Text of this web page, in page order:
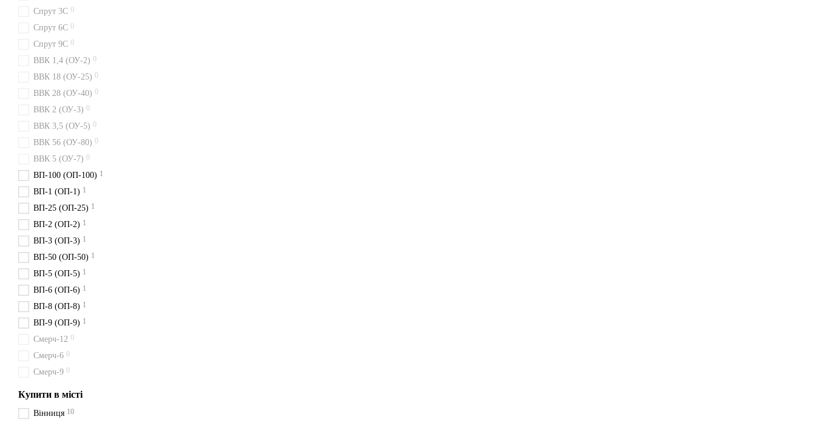
Спрут 3С 0
Спрут 6С 0
Спрут 9С 0
ВВК 1,4 (ОУ-2) 0
ВВК 18 (ОУ-25) 0
ВВК 28 (ОУ-40) 0
ВВК 2 (ОУ-3) 0
ВВК 3,5 (ОУ-5) 0
ВВК 56 (ОУ-80) 0
ВВК 5 (ОУ-7) 0
ВП-100 (ОП-100) 1
ВП-1 (ОП-1) 1
ВП-25 (ОП-25) 1
ВП-2 (ОП-2) 1
ВП-3 (ОП-3) 1
ВП-50 (ОП-50) 1
ВП-5 (ОП-5) 1
ВП-6 (ОП-6) 1
ВП-8 (ОП-8) 1
ВП-9 (ОП-9) 1
Смерч-12 0
Смерч-6 0
Смерч-9 0
Купити в місті
Вінниця 10